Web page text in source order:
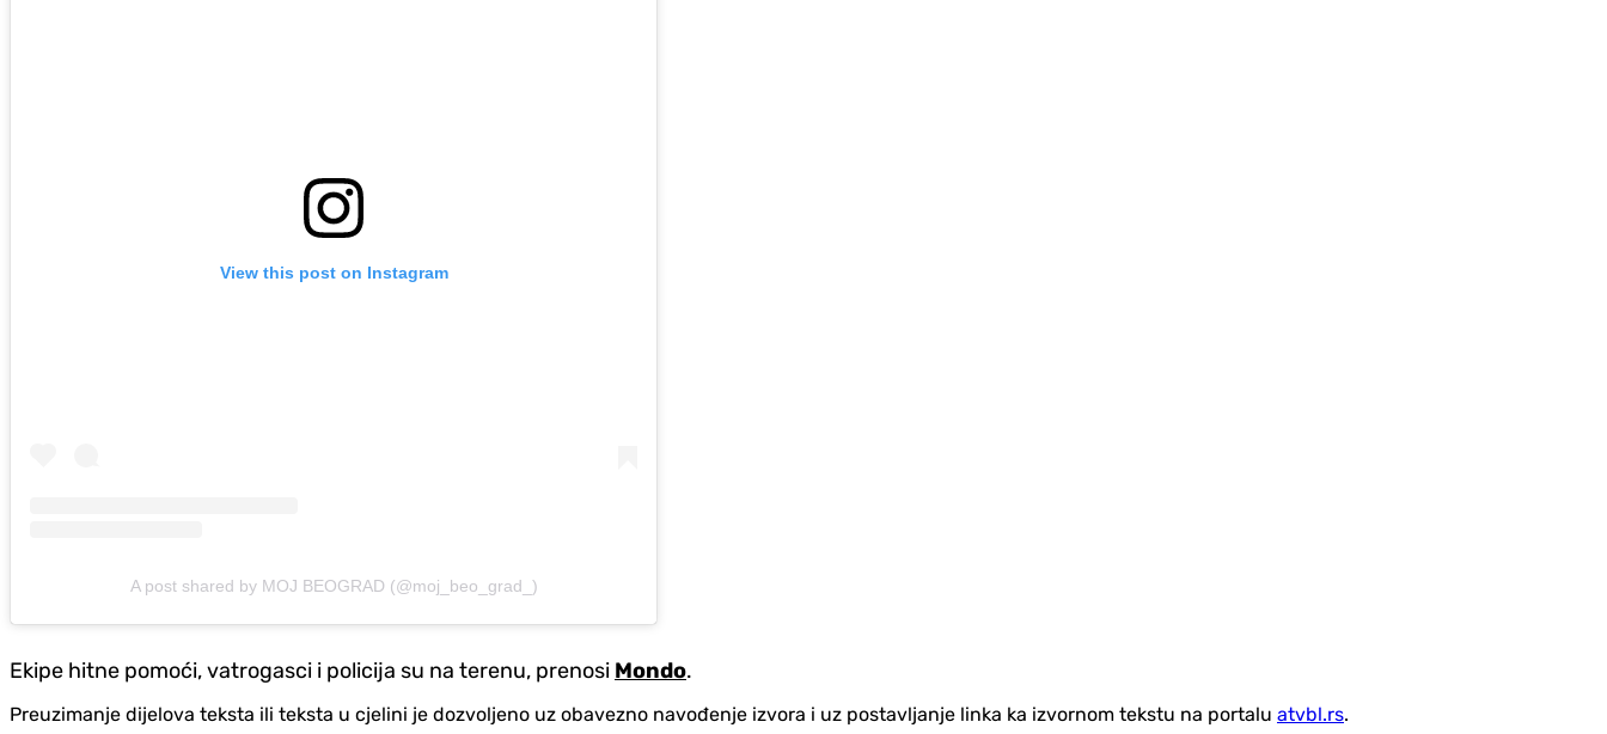
View this post on Instagram
A post shared by MOJ BEOGRAD (@moj_beo_grad_)
Ekipe hitne pomoći, vatrogasci i policija su na terenu, prenosi Mondo.
Preuzimanje dijelova teksta ili teksta u cjelini je dozvoljeno uz obavezno navođenje izvora i uz postavljanje linka ka izvornom tekstu na portalu atvbl.rs.